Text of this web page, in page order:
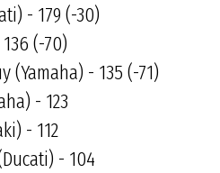
- 179 (-30)
(-70)
(Yamaha) - 135 (-71)
- 123
- 112
- 104